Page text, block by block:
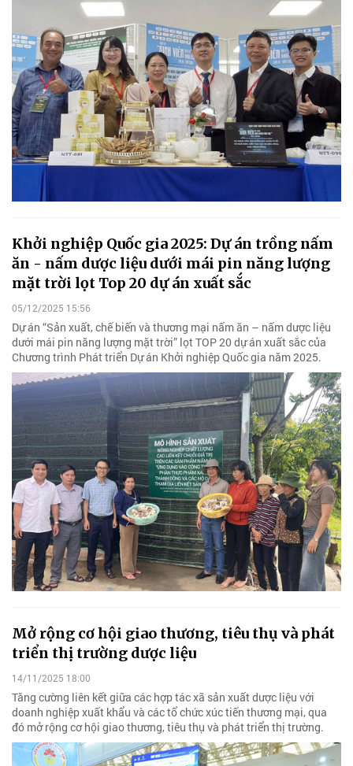
Khởi nghiệp Quốc gia 2025: Dự án trồng nấm
ăn - nấm dược liệu dưới mái pin năng lượng
mặt trời lọt Top 20 dự án xuất sắc
05/12/2025 15:56
Dự án “Sản xuất, chế biến và thương mại nấm ăn – nấm dược liệu
dưới mái pin năng lượng mặt trời” lọt TOP 20 dự án xuất sắc của
Chương trình Phát triển Dự án Khởi nghiệp Quốc gia năm 2025.
Mở rộng cơ hội giao thương, tiêu thụ và phát
triển thị trường dược liệu
14/11/2025 18:00
Tăng cường liên kết giữa các hợp tác xã sản xuất dược liệu với
doanh nghiệp xuất khẩu và các tổ chức xúc tiến thương mại, qua
đó mở rộng cơ hội giao thương, tiêu thụ và phát triển thị trường.